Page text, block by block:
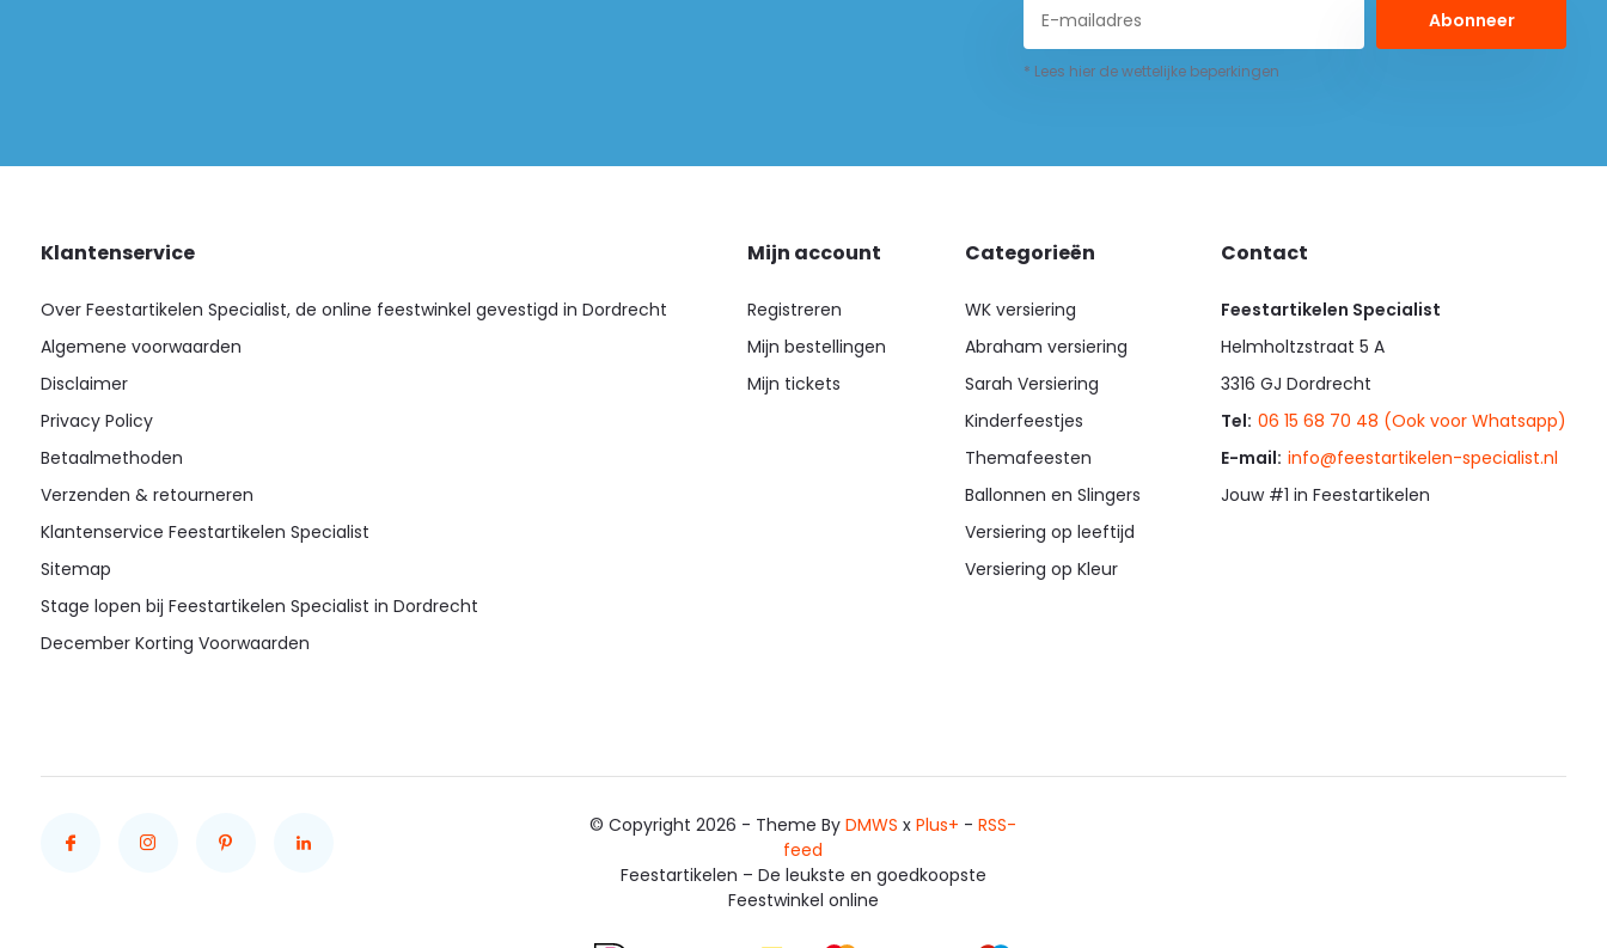
Abonneer
* Lees hier de wettelijke beperkingen
Klantenservice
Over Feestartikelen Specialist, de online feestwinkel gevestigd in Dordrecht
Algemene voorwaarden
Disclaimer
Privacy Policy
Betaalmethoden
Verzenden & retourneren
Klantenservice Feestartikelen Specialist
Sitemap
Stage lopen bij Feestartikelen Specialist in Dordrecht
December Korting Voorwaarden
Mijn account
Registreren
Mijn bestellingen
Mijn tickets
Categorieën
WK versiering
Abraham versiering
Sarah Versiering
Kinderfeestjes
Themafeesten
Ballonnen en Slingers
Versiering op leeftijd
Versiering op Kleur
Contact
Feestartikelen Specialist
Helmholtzstraat 5 A
3316 GJ Dordrecht
Tel: 06 15 68 70 48 (Ook voor Whatsapp)
E-mail: info@feestartikelen-specialist.nl
Jouw #1 in Feestartikelen
© Copyright 2026 - Theme ByDMWS xPlus+ -RSS-
feed
Feestartikelen – De leukste en goedkoopste
Feestwinkel online